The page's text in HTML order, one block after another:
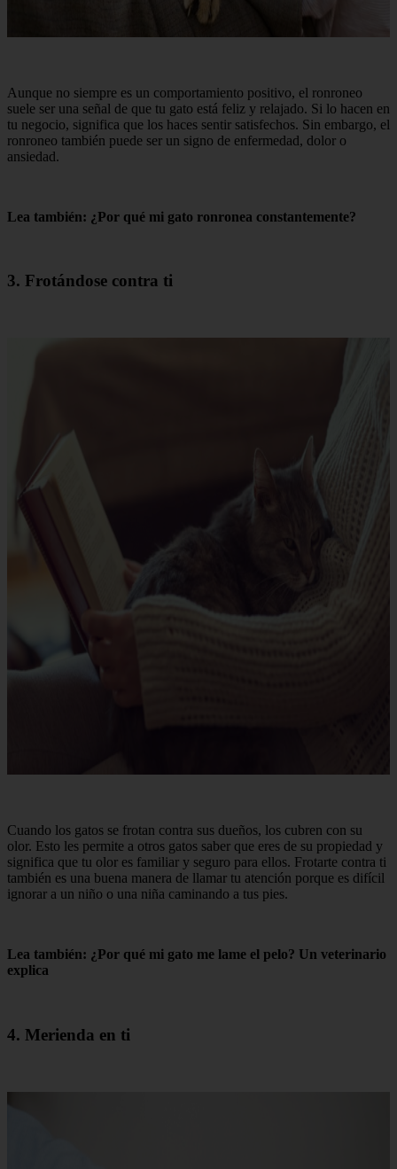
Aunque no siempre es un comportamiento positivo, el ronroneo
suele ser una señal de que tu gato está feliz y relajado. Si lo hacen en
tu negocio, significa que los haces sentir satisfechos. Sin embargo, el
ronroneo también puede ser un signo de enfermedad, dolor o
ansiedad.
Lea también: ¿Por qué mi gato ronronea constantemente?
3. Frotándose contra ti
Cuando los gatos se frotan contra sus dueños, los cubren con su
olor. Esto les permite a otros gatos saber que eres de su propiedad y
significa que tu olor es familiar y seguro para ellos. Frotarte contra ti
también es una buena manera de llamar tu atención porque es difícil
ignorar a un niño o una niña caminando a tus pies.
Lea también: ¿Por qué mi gato me lame el pelo? Un veterinario
explica
4. Merienda en ti